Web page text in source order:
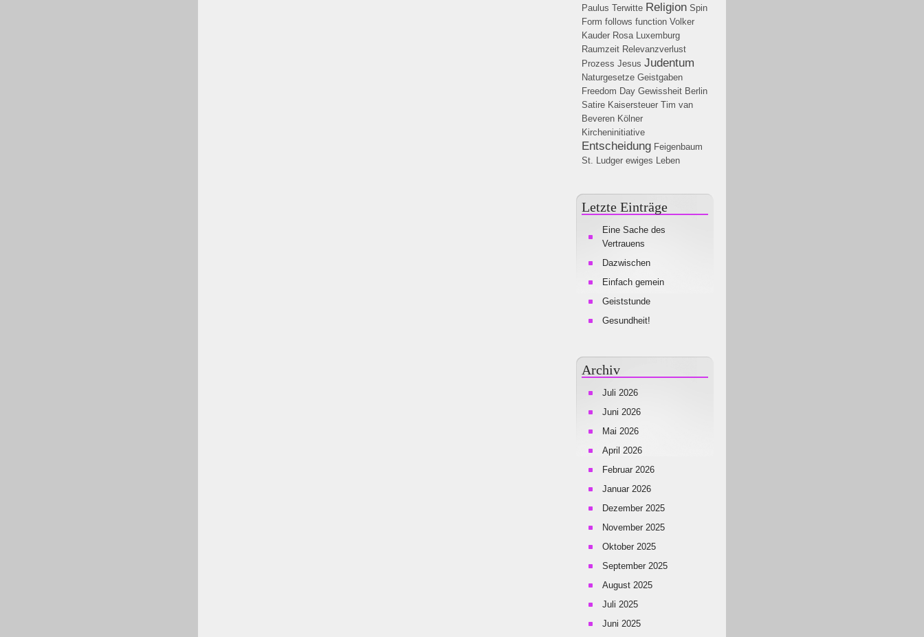
Paulus Terwitte Religion Spin
Form follows function Volker
Kauder Rosa Luxemburg
Raumzeit Relevanzverlust
Prozess Jesus Judentum
Naturgesetze Geistgaben
Freedom Day Gewissheit Berlin
Satire Kaisersteuer Tim van
Beveren Kölner
Kircheninitiative
Entscheidung Feigenbaum
St. Ludger ewiges Leben
Letzte Einträge
Eine Sache des
Vertrauens
Dazwischen
Einfach gemein
Geiststunde
Gesundheit!
Archiv
Juli 2026
Juni 2026
Mai 2026
April 2026
Februar 2026
Januar 2026
Dezember 2025
November 2025
Oktober 2025
September 2025
August 2025
Juli 2025
Juni 2025